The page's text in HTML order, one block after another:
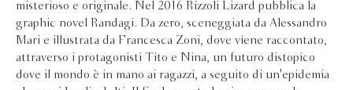
misterioso e originale. Nel 2016 Rizzoli Lizard pubblica la
graphic novel Randagi. Da zero, sceneggiata da Alessandro
Mari e illustrata da Francesca Zoni, dove viene raccontato,
attraverso i protagonisti Tito e Nina, un futuro distopico
dove il mondo è in mano ai ragazzi, a seguito di un'epidemia